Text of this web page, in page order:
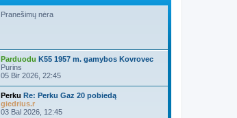
Pranešimų nėra
Parduodu K55 1957 m. gamybos Kovrovec
Purins
05 Bir 2026, 22:45
Perku Re: Perku Gaz 20 pobiedą
giedrius.r
03 Bal 2026, 12:45